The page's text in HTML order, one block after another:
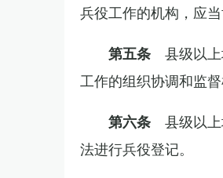
兵役工作的机构，应
第五条 县级以
工作的组织协调和监督
第六条 县级以
法进行兵役登记。